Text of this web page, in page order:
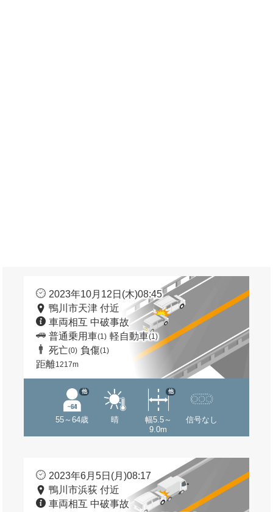
2023年10月12日(木)08:45
鴨川市天津 付近
車両相互 中破事故
普通乗用車(1) 軽自動車(1)
死亡(0) 負傷(1)
距離1217m
55～64歳
他
晴
幅5.5～
9.0m
他
信号なし
2023年6月5日(月)08:17
鴨川市浜荻 付近
車両相互 中破事故